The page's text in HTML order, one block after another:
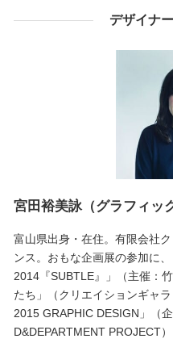
デザイナ
宮田裕美詠（グラフィッ
富山県出身・在住。有限会社
ンス。おもな企画展の参加に
2014『SUBTLE』」（主催：
たち」（クリエイションギャ
2015 GRAPHIC DESIGN」（
D&DEPARTMENT PROJECT